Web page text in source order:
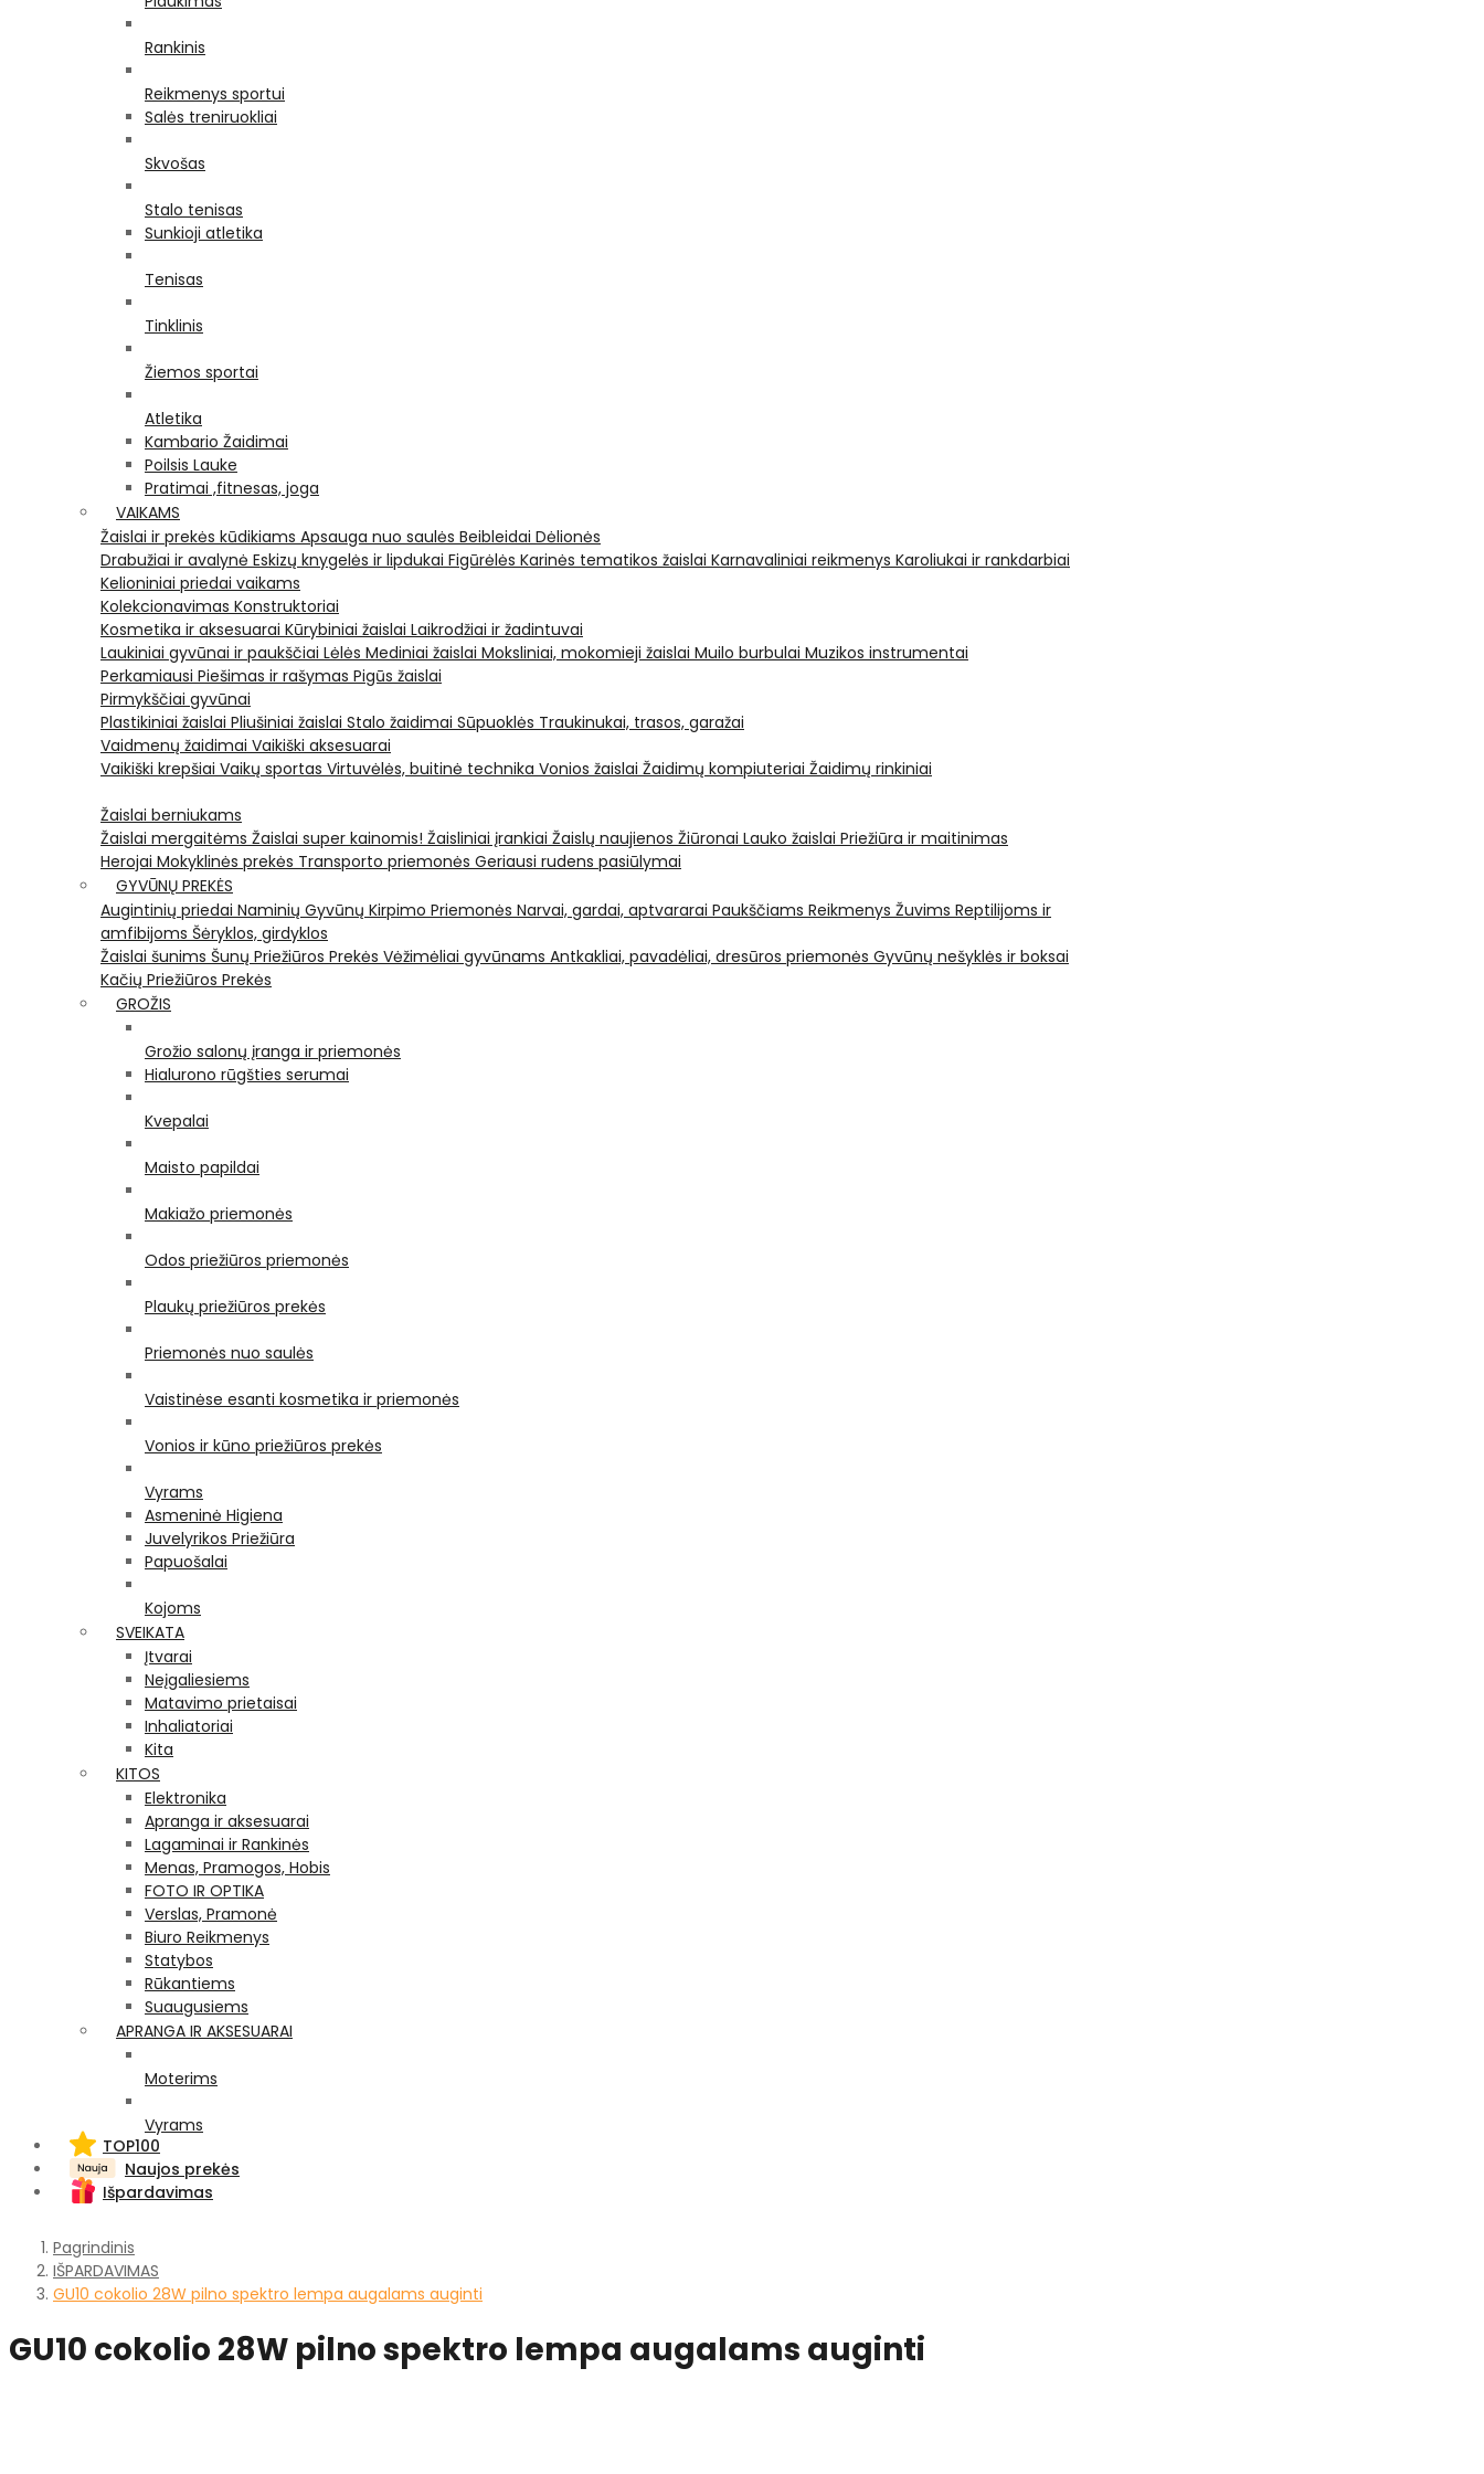
Rankinis
Reikmenys sportui
Salės treniruokliai
Skvošas
Stalo tenisas
Sunkioji atletika
Tenisas
Tinklinis
Žiemos sportai
Atletika
Kambario Žaidimai
Poilsis Lauke
Pratimai ,fitnesas, joga
VAIKAMS
Žaislai ir prekės kūdikiams Apsauga nuo saulės Beibleidai Dėlionės
Drabužiai ir avalynė Eskizų knygelės ir lipdukai Figūrėlės Karinės tematikos žaislai Karnavaliniai reikmenys Karoliukai ir rankdarbiai
Kelioniniai priedai vaikams
Kolekcionavimas Konstruktoriai
Kosmetika ir aksesuarai Kūrybiniai žaislai Laikrodžiai ir žadintuvai
Laukiniai gyvūnai ir paukščiai Lėlės Mediniai žaislai Moksliniai, mokomieji žaislai Muilo burbulai Muzikos instrumentai
Perkamiausi Piešimas ir rašymas Pigūs žaislai
Pirmykščiai gyvūnai
Plastikiniai žaislai Pliušiniai žaislai Stalo žaidimai Sūpuoklės Traukinukai, trasos, garažai
Vaidmenų žaidimai Vaikiški aksesuarai
Vaikiški krepšiai Vaikų sportas Virtuvėlės, buitinė technika Vonios žaislai Žaidimų kompiuteriai Žaidimų rinkiniai
Žaislai berniukams
Žaislai mergaitėms Žaislai super kainomis! Žaisliniai įrankiai Žaislų naujienos Žiūronai Lauko žaislai Priežiūra ir maitinimas
Herojai Mokyklinės prekės Transporto priemonės Geriausi rudens pasiūlymai
GYVŪNŲ PREKĖS
Augintinių priedai Naminių Gyvūnų Kirpimo Priemonės Narvai, gardai, aptvararai Paukščiams Reikmenys Žuvims Reptilijoms ir
amfibijoms Šėryklos, girdyklos
Žaislai šunims Šunų Priežiūros Prekės Vėžimėliai gyvūnams Antkakliai, pavadėliai, dresūros priemonės Gyvūnų nešyklės ir boksai
Kačių Priežiūros Prekės
GROŽIS
Grožio salonų įranga ir priemonės
Hialurono rūgšties serumai
Kvepalai
Maisto papildai
Makiažo priemonės
Odos priežiūros priemonės
Plaukų priežiūros prekės
Priemonės nuo saulės
Vaistinėse esanti kosmetika ir priemonės
Vonios ir kūno priežiūros prekės
Vyrams
Asmeninė Higiena
Juvelyrikos Priežiūra
Papuošalai
Kojoms
SVEIKATA
Įtvarai
Neįgaliesiems
Matavimo prietaisai
Inhaliatoriai
Kita
KITOS
Elektronika
Apranga ir aksesuarai
Lagaminai ir Rankinės
Menas, Pramogos, Hobis
FOTO IR OPTIKA
Verslas, Pramonė
Biuro Reikmenys
Statybos
Rūkantiems
Suaugusiems
APRANGA IR AKSESUARAI
Moterims
Vyrams
TOP100
Naujos prekės
Išpardavimas
Pagrindinis
IŠPARDAVIMAS
GU10 cokolio 28W pilno spektro lempa augalams auginti
GU10 cokolio 28W pilno spektro lempa augalams auginti